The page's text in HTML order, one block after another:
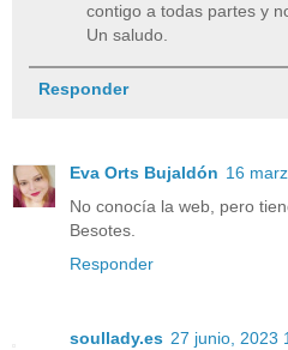
contigo a todas partes y
Un saludo.
Responder
Eva Orts Bujaldón 16
No conocía la web, pero
Besotes.
Responder
soullady.es 27 junio, 2023